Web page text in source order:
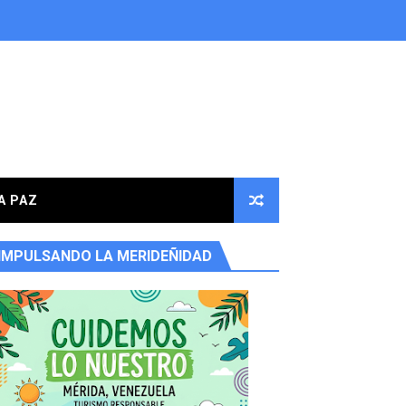
en la parroquia Osuna Rodríguez
PAZ
IMPULSANDO LA MERIDEÑIDAD